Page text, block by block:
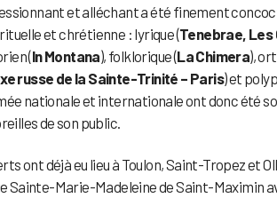
et alléchant a été finement
et chrétienne : lyrique (Tenebrae, Les
(In Montana), folklorique (La Chimera),
russe de la Sainte-Trinité – Paris) et
nationale et internationale ont donc été
de son public.
ont déjà eu lieu à Toulon, Saint-Tropez et
Sainte-Marie-Madeleine de Saint-Maximin